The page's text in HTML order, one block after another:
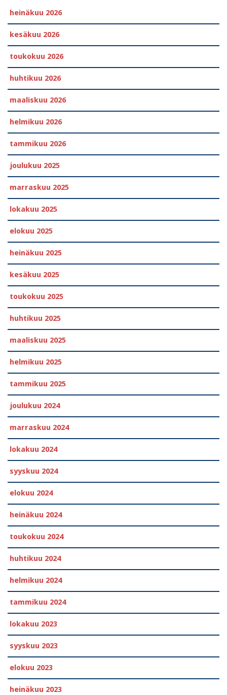
heinäkuu 2026
kesäkuu 2026
toukokuu 2026
huhtikuu 2026
maaliskuu 2026
helmikuu 2026
tammikuu 2026
joulukuu 2025
marraskuu 2025
lokakuu 2025
elokuu 2025
heinäkuu 2025
kesäkuu 2025
toukokuu 2025
huhtikuu 2025
maaliskuu 2025
helmikuu 2025
tammikuu 2025
joulukuu 2024
marraskuu 2024
lokakuu 2024
syyskuu 2024
elokuu 2024
heinäkuu 2024
toukokuu 2024
huhtikuu 2024
helmikuu 2024
tammikuu 2024
lokakuu 2023
syyskuu 2023
elokuu 2023
heinäkuu 2023